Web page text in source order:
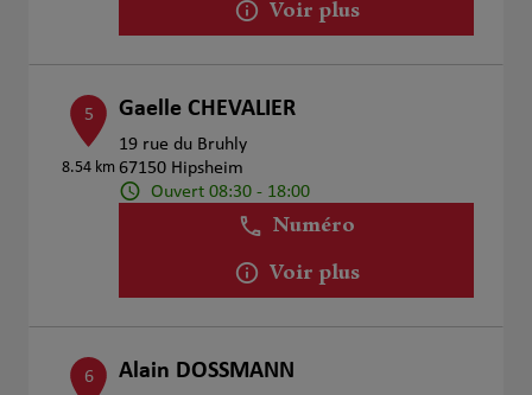
Voir plus
5
8.54 km
Gaelle CHEVALIER
19 rue du Bruhly
67150 Hipsheim
Ouvert 08:30 - 18:00
Numéro
Voir plus
6 Alain DOSSMANN